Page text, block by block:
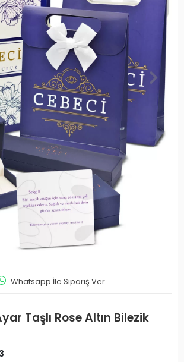
Whatsapp İle Sipariş Ver
Taşlı Rose Altın Bilezik